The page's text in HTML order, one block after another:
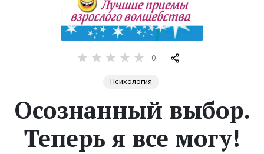
Коллекции
0
Психология
Осознанный выбор.
Теперь я все могу!